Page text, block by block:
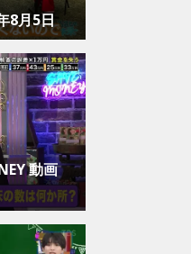
8月5日
動画